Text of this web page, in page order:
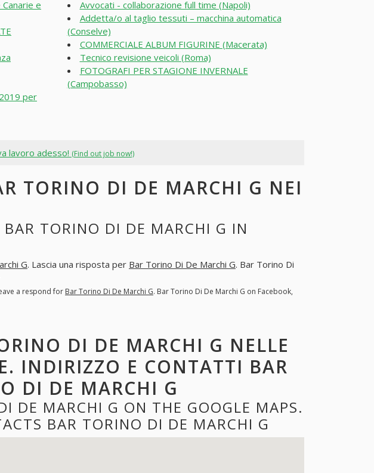
e
per
Avvocati - collaborazione full time (Napoli)
Addetta/o al taglio tessuti – macchina automatica
(Conselve)
COMMERCIALE ALBUM FIGURINE (Macerata)
Tecnico revisione veicoli (Roma)
FOTOGRAFI PER STAGIONE INVERNALE
(Campobasso)
lavoro adesso! (Find out job now!)
TORINO DI DE MARCHI G NEI
BAR TORINO DI DE MARCHI G IN
G. Lascia una risposta per Bar Torino Di De Marchi G. Bar Torino Di
a respond for Bar Torino Di De Marchi G. Bar Torino Di De Marchi G on Facebook,
DI DE MARCHI G NELLE
INDIRIZZO E CONTATTI BAR
DI DE MARCHI G
DE MARCHI G ON THE GOOGLE MAPS.
BAR TORINO DI DE MARCHI G